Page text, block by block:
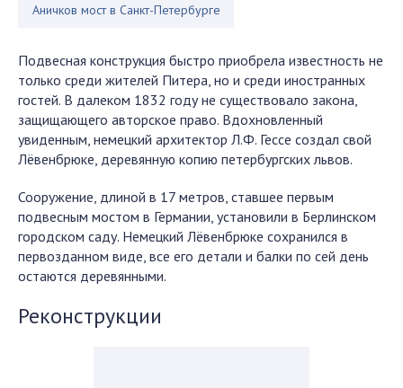
Аничков мост в Санкт-Петербурге
Подвесная конструкция быстро приобрела известность не
только среди жителей Питера, но и среди иностранных
гостей. В далеком 1832 году не существовало закона,
защищающего авторское право. Вдохновленный
увиденным, немецкий архитектор Л.Ф. Гессе создал свой
Лёвенбрюке, деревянную копию петербургских львов.
Сооружение, длиной в 17 метров, ставшее первым
подвесным мостом в Германии, установили в Берлинском
городском саду. Немецкий Лёвенбрюке сохранился в
первозданном виде, все его детали и балки по сей день
остаются деревянными.
Реконструкции